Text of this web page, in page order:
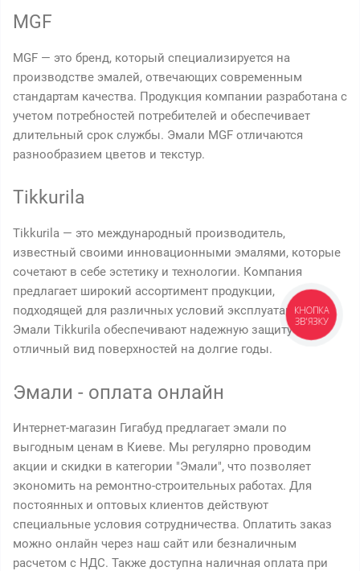
MGF
MGF — это бренд, который специализируется на
производстве эмалей, отвечающих современным
стандартам качества. Продукция компании разработана с
учетом потребностей потребителей и обеспечивает
длительный срок службы. Эмали MGF отличаются
разнообразием цветов и текстур.
Tikkurila
Tikkurila — это международный производитель,
известный своими инновационными эмалями, которые
сочетают в себе эстетику и технологии. Компания
предлагает широкий ассортимент продукции,
подходящей для различных условий эксплуатации.
Эмали Tikkurila обеспечивают надежную защиту и
отличный вид поверхностей на долгие годы.
Эмали - оплата онлайн
Интернет-магазин Гигабуд предлагает эмали по
выгодным ценам в Киеве. Мы регулярно проводим
акции и скидки в категории "Эмали", что позволяет
экономить на ремонтно-строительных работах. Для
постоянных и оптовых клиентов действуют
специальные условия сотрудничества. Оплатить заказ
можно онлайн через наш сайт или безналичным
расчетом с НДС. Также доступна наличная оплата при
КНОПКА
ЗВ'ЯЗКУ